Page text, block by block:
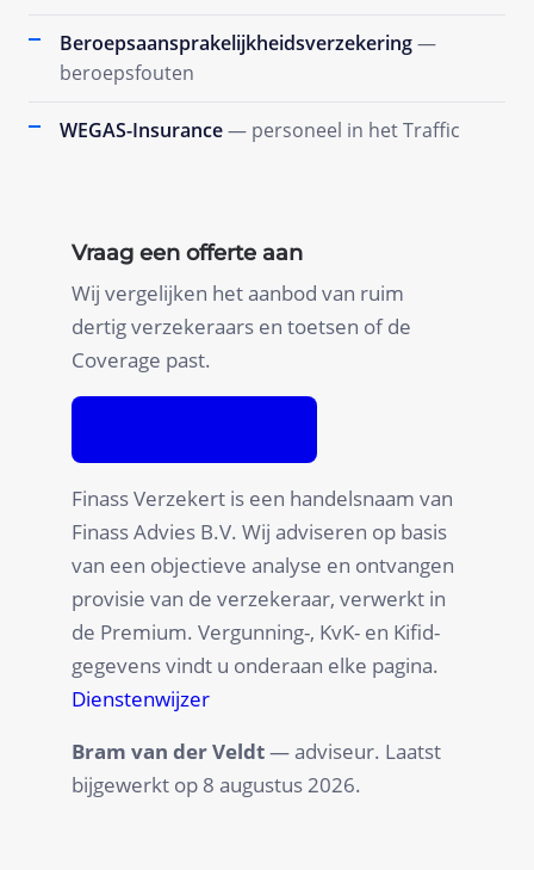
Beroepsaansprakelijkheidsverzekering—
beroepsfouten
WEGAS-Insurance— personeel in het Traffic
Vraag een offerte aan
Wij vergelijken het aanbod van ruim
dertig verzekeraars en toetsen of de
Coverage past.
Finass Verzekert is een handelsnaam van
Finass Advies B.V. Wij adviseren op basis
van een objectieve analyse en ontvangen
provisie van de verzekeraar, verwerkt in
de Premium. Vergunning-, KvK- en Kifid-
gegevens vindt u onderaan elke pagina.
Dienstenwijzer
Bram van der Veldt— adviseur. Laatst
bijgewerkt op 8 augustus 2026.